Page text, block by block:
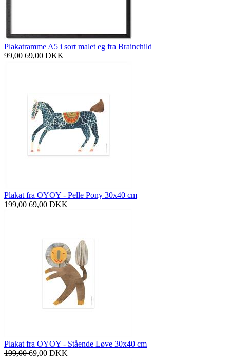
Plakatramme A5 i sort malet eg fra Brainchild
99,0069,00 DKK
Plakat fra OYOY - Pelle Pony 30x40 cm
199,0069,00 DKK
Plakat fra OYOY - Stående Løve 30x40 cm
199,0069,00 DKK